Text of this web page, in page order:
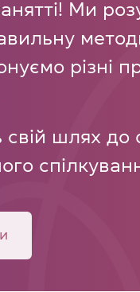
Ми
різні
свій шлях